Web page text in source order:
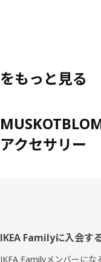
をもっと見る
アクセサリー
フ
IKEA Familyに入会す
IKEA Familyメンバーにな